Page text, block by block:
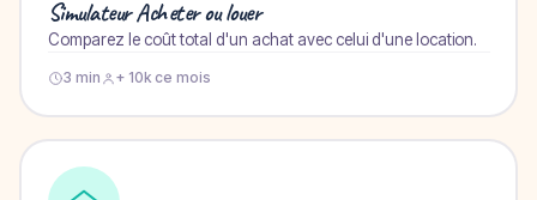
Simulateur Acheter ou louer
Comparez le coût total d'un achat avec celui d'une location.
3 min + 10k ce mois